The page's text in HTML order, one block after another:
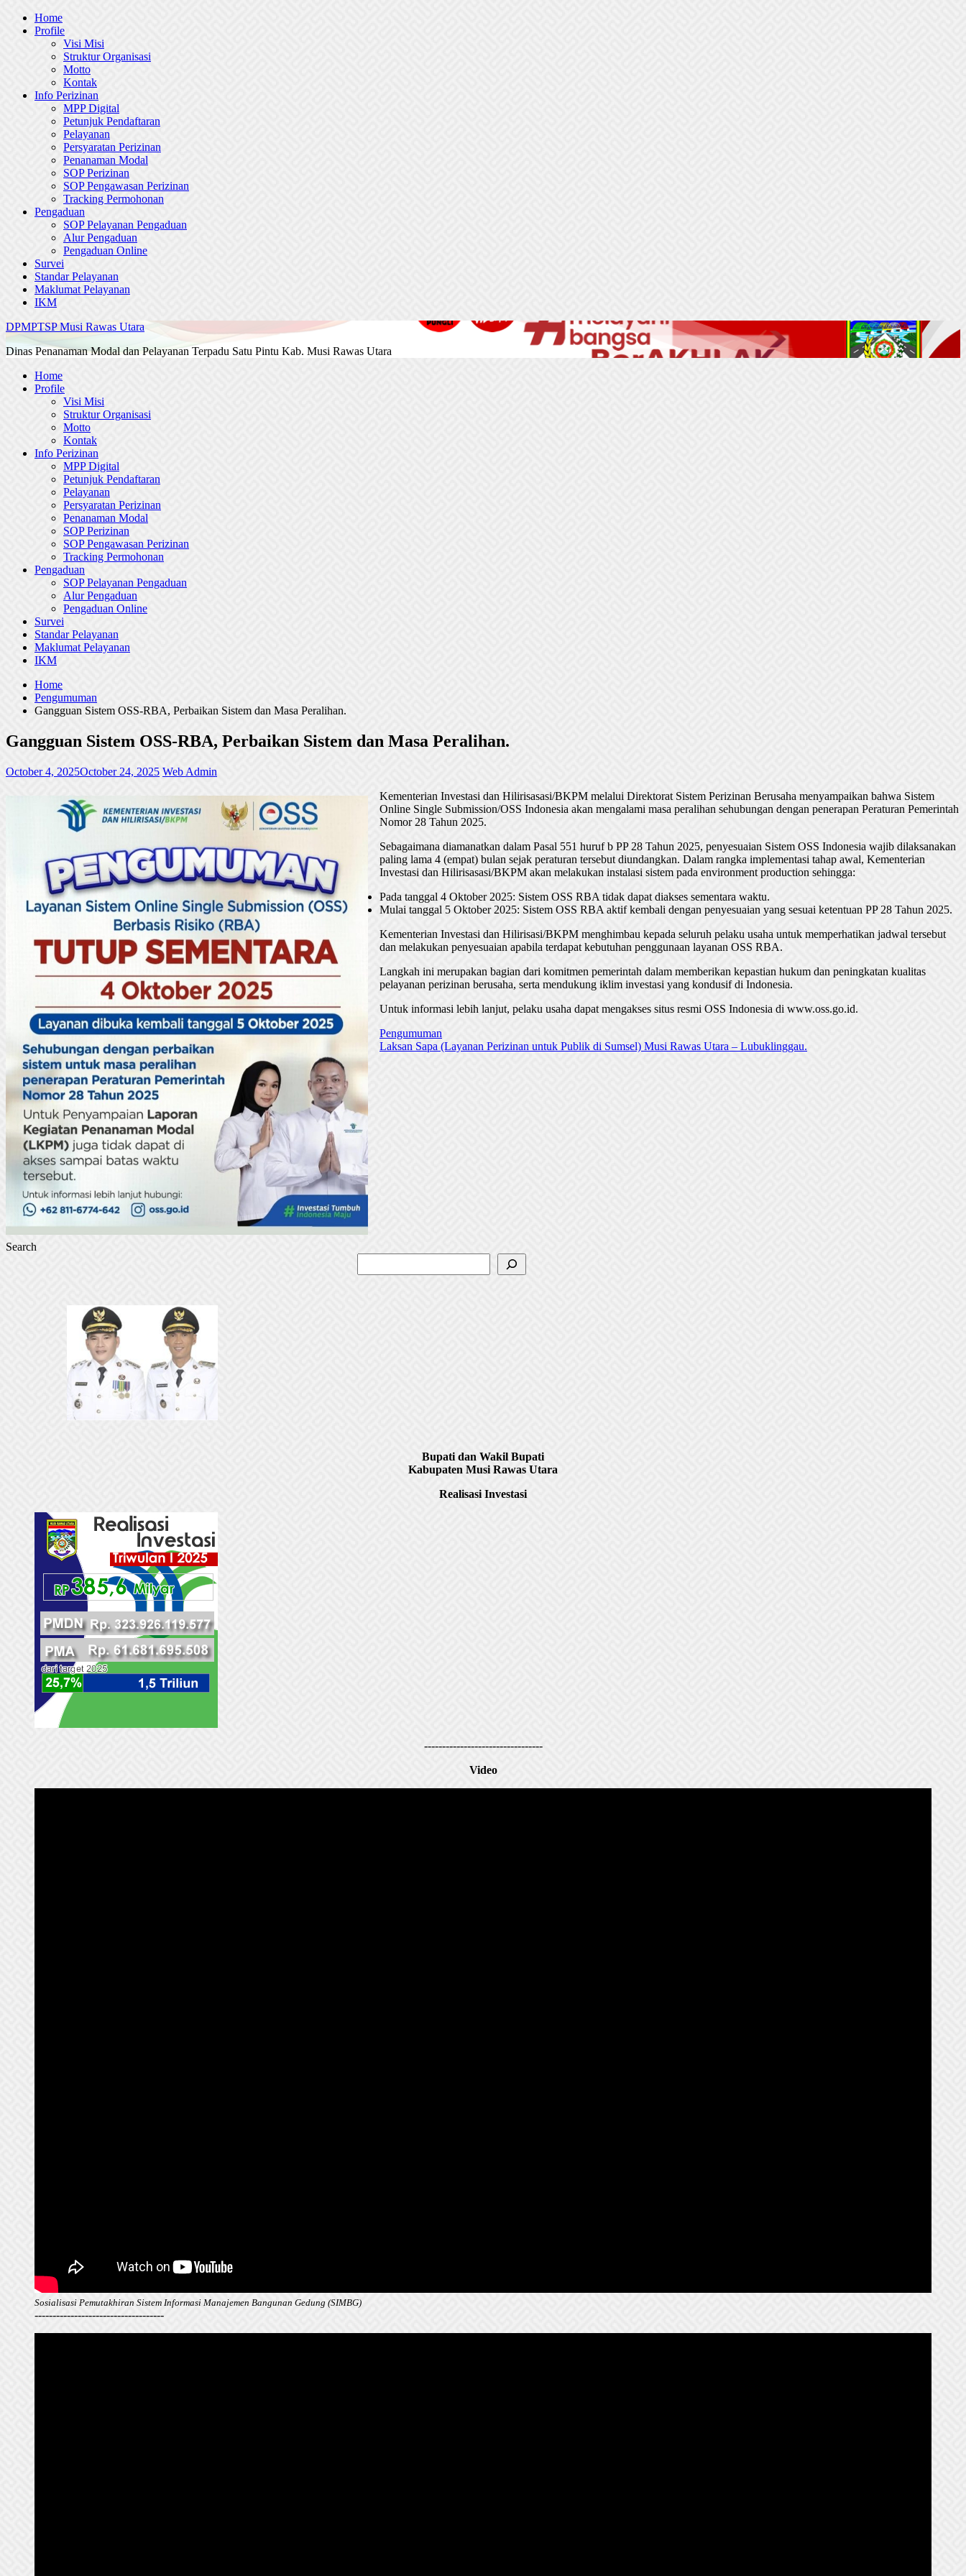
Skip
Home
Profile
Visi Misi
Struktur Organisasi
Motto
Kontak
Info Perizinan
MPP Digital
Petunjuk Pendaftaran
Pelayanan
Persyaratan Perizinan
Penanaman Modal
SOP Perizinan
SOP Pengawasan Perizinan
Tracking Permohonan
Pengaduan
SOP Pelayanan Pengaduan
Alur Pengaduan
Pengaduan Online
Survei
Standar Pelayanan
Maklumat Pelayanan
IKM
DPMPTSP Musi Rawas Utara
Dinas Penanaman Modal dan Pelayanan Terpadu Satu Pintu Kab. Musi Rawas Utara
Home
Profile
Visi Misi
Struktur Organisasi
Motto
Kontak
Info Perizinan
MPP Digital
Petunjuk Pendaftaran
Pelayanan
Persyaratan Perizinan
Penanaman Modal
SOP Perizinan
SOP Pengawasan Perizinan
Tracking Permohonan
Pengaduan
SOP Pelayanan Pengaduan
Alur Pengaduan
Pengaduan Online
Survei
Standar Pelayanan
Maklumat Pelayanan
IKM
Home
Pengumuman
Gangguan Sistem OSS-RBA, Perbaikan Sistem dan Masa Peralihan.
Gangguan Sistem OSS-RBA, Perbaikan Sistem dan Masa Peralihan.
October 4, 2025October 24, 2025 Web Admin
Kementerian Investasi dan Hilirisasasi/BKPM melalui Direktorat Sistem Perizinan Berusaha menyampaikan bahwa Sistem
Online Single Submission/OSS Indonesia akan mengalami masa peralihan sehubungan dengan penerapan Peraturan Pemerintah
Nomor 28 Tahun 2025.
Sebagaimana diamanatkan dalam Pasal 551 huruf b PP 28 Tahun 2025, penyesuaian Sistem OSS Indonesia wajib dilaksanakan
paling lama 4 (empat) bulan sejak peraturan tersebut diundangkan. Dalam rangka implementasi tahap awal, Kementerian
Investasi dan Hilirisasasi/BKPM akan melakukan instalasi sistem pada environment production sehingga:
Pada tanggal 4 Oktober 2025: Sistem OSS RBA tidak dapat diakses sementara waktu.
Mulai tanggal 5 Oktober 2025: Sistem OSS RBA aktif kembali dengan penyesuaian yang sesuai ketentuan PP 28 Tahun 2025.
Kementerian Investasi dan Hilirisasi/BKPM menghimbau kepada seluruh pelaku usaha untuk memperhatikan jadwal tersebut
dan melakukan penyesuaian apabila terdapat kebutuhan penggunaan layanan OSS RBA.
Langkah ini merupakan bagian dari komitmen pemerintah dalam memberikan kepastian hukum dan peningkatan kualitas
pelayanan perizinan berusaha, serta mendukung iklim investasi yang kondusif di Indonesia.
Untuk informasi lebih lanjut, pelaku usaha dapat mengakses situs resmi OSS Indonesia di www.oss.go.id.
Pengumuman
Post
navigation
Laksan Sapa (Layanan Perizinan untuk Publik di Sumsel) Musi Rawas Utara – Lubuklinggau.
Search
Bupati dan Wakil Bupati
Kabupaten Musi Rawas Utara
Realisasi Investasi
---------------------------------
Video
Sosialisasi Pemutakhiran Sistem Informasi Manajemen Bangunan Gedung (SIMBG)
------------------------------------